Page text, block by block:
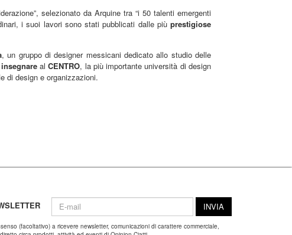
selezionato da Arquine tra “i 50 talenti emergenti
i suoi lavori sono stati pubblicati dalle più prestigiose
, un gruppo di designer messicani dedicato allo studio delle
insegnarealCENTRO, la più importante università di design
di design e organizzazioni.
INVIA
(facoltativo) a ricevere newsletter, comunicazioni di carattere commerciale,